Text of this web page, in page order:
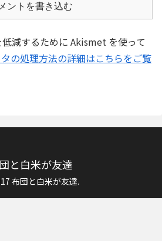
ントを書き込む
減するために Akismet を使って
の処理方法の詳細はこちらをご覧
と白米が友達
布団と白米が友達.